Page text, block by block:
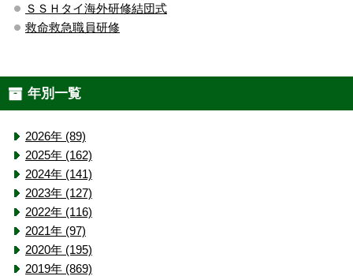
ＳＳＨタイ海外研修結団式
救命救急職員研修
年別一覧
2026年 (89)
2025年 (162)
2024年 (141)
2023年 (127)
2022年 (116)
2021年 (97)
2020年 (195)
2019年 (869)